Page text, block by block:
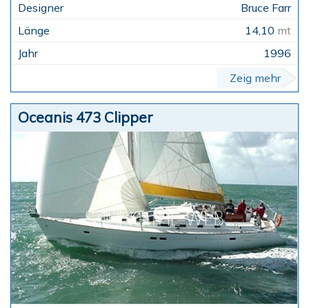
Bruce Farr
14,10 mt
1996
Zeig mehr
Oceanis 473 Clipper